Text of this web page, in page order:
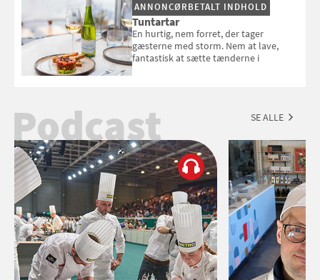
ANNONCØRBETALT INDHOLD
Tuntartar
En hurtig, nem forret, der tager
gæsterne med storm. Nem at lave,
fantastisk at sætte tænderne i
Podcast SE ALLE